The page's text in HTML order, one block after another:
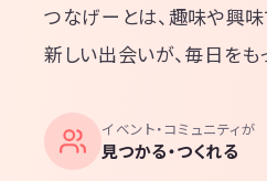
つなげーとは、趣味や興味
新しい出会いが、毎日をも
イベント・コミュニティが
見つかる・つくれる